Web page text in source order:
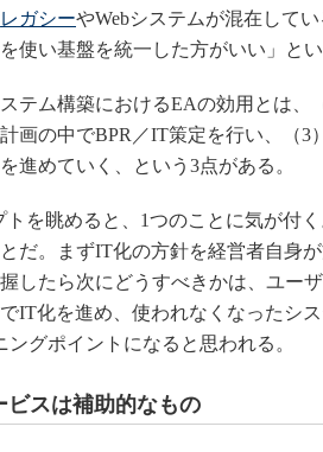
レガシーやWebシステムが混在して
使い基盤を統一した方がいい」と
テム構築におけるEAの効用とは、
画の中でBPR／IT策定を行い、（
進めていく、という3点がある。
を眺めると、1つのことに気が付
だ。まずIT化の方針を経営者自身
したら次にどうすべきかは、ユー
IT化を進め、使われなくなったシ
ングポイントになると思われる。
ビスは補助的なもの